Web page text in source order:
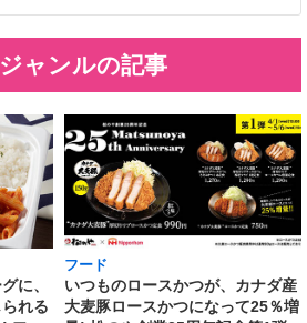
ャンルの記事
に、
れる
フード
いつものロースかつが、カナダ産
大麦豚ロースかつになって25％増